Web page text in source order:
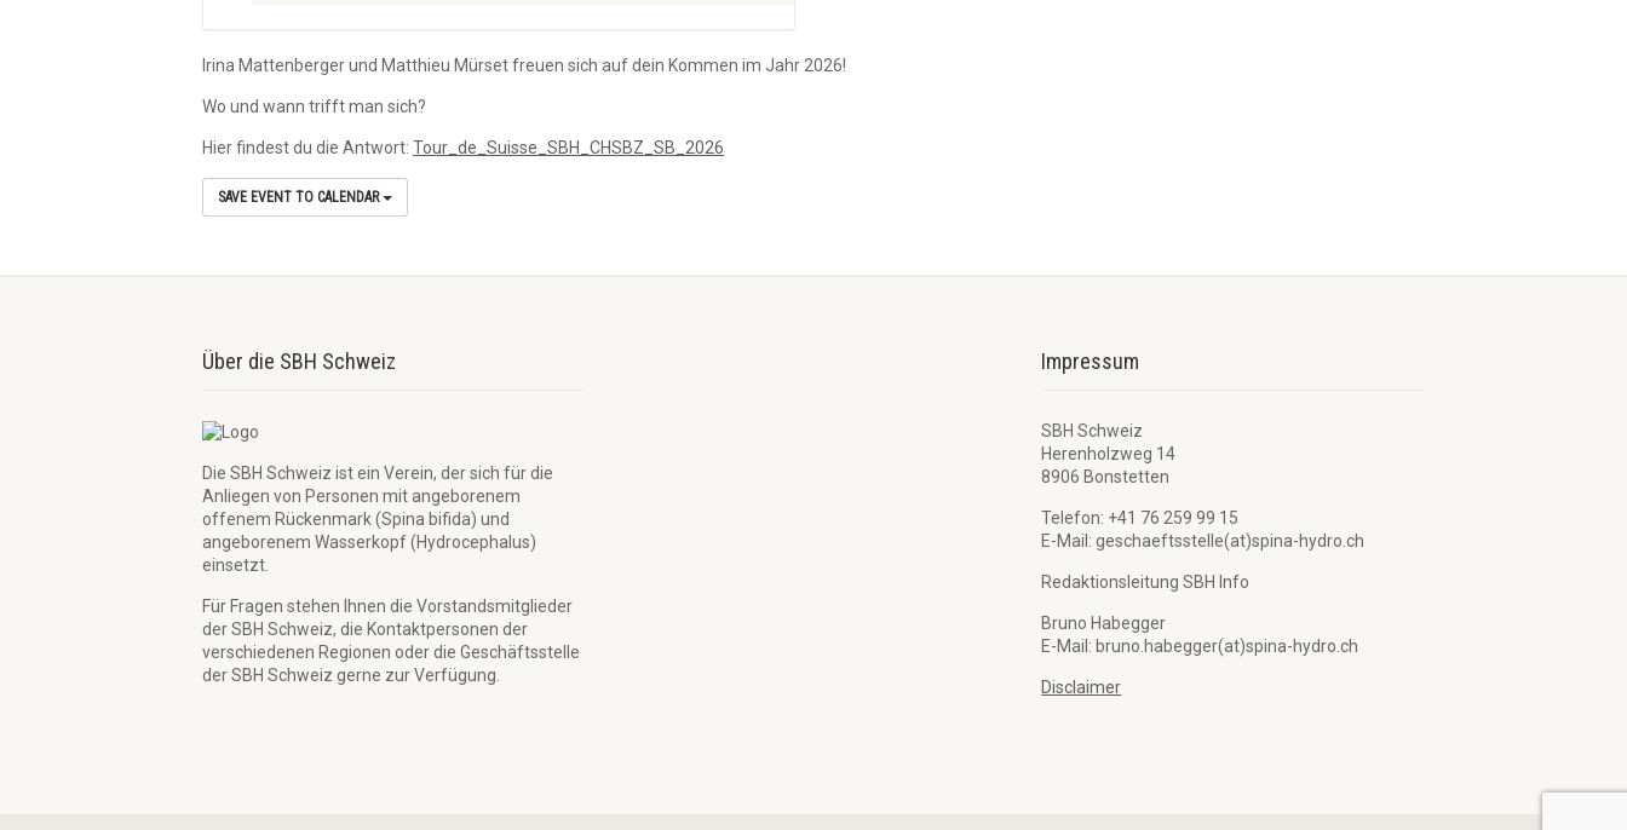
Irina Mattenberger und Matthieu Mürset freuen sich auf dein Kommen im Jahr 2026!
Wo und wann trifft man sich?
Hier findest du die Antwort: Tour_de_Suisse_SBH_CHSBZ_SB_2026
SAVE EVENT TO CALENDAR
Über die SBH Schweiz
Die SBH Schweiz ist ein Verein, der sich für die
Anliegen von Personen mit angeborenem
offenem Rückenmark (Spina bifida) und
angeborenem Wasserkopf (Hydrocephalus)
einsetzt.
Für Fragen stehen Ihnen die Vorstandsmitglieder
der SBH Schweiz, die Kontaktpersonen der
verschiedenen Regionen oder die Geschäftsstelle
der SBH Schweiz gerne zur Verfügung.
Impressum
SBH Schweiz
Herenholzweg 14
8906 Bonstetten
Telefon: +41 76 259 99 15
E-Mail: geschaeftsstelle(at)spina-hydro.ch
Redaktionsleitung SBH Info
Bruno Habegger
E-Mail: bruno.habegger(at)spina-hydro.ch
Disclaimer